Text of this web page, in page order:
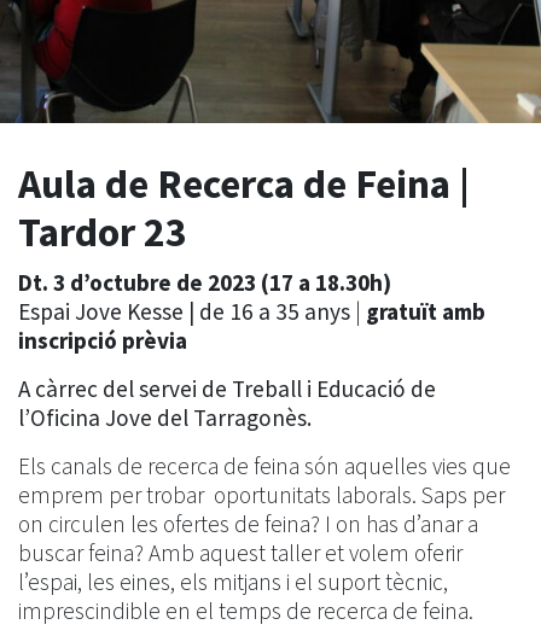
Aula de Recerca de Feina |
Tardor 23
Dt. 3 d’octubre de 2023 (17 a 18.30h)
Espai Jove Kesse | de 16 a 35 anys | gratuït amb
inscripció prèvia
A càrrec del servei de Treball i Educació de
l’Oficina Jove del Tarragonès.
Els canals de recerca de feina són aquelles vies que
emprem per trobar oportunitats laborals. Saps per
on circulen les ofertes de feina? I on has d’anar a
buscar feina? Amb aquest taller et volem oferir
l’espai, les eines, els mitjans i el suport tècnic,
imprescindible en el temps de recerca de feina.